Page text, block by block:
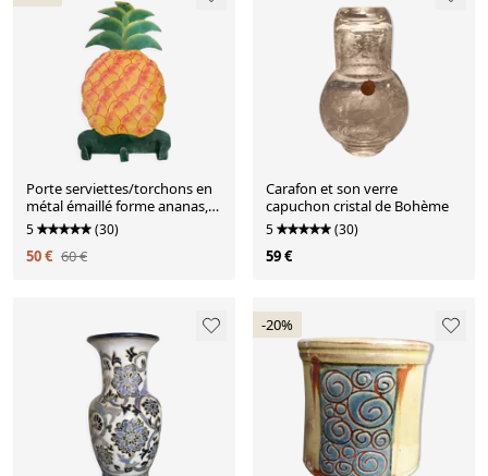
Porte serviettes/torchons en
métal émaillé forme ananas,
peint à la main - Années
1970/1980
5 (30)
50 € 60 €
Carafon et son verre
capuchon cristal de Bohème
5 (30)
59 €
-20%